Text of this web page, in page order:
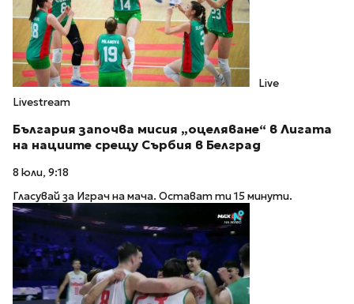
Live
Livestream
България започва мисия „оцеляване“ в Лигата
на нациите срещу Сърбия в Белград
8 юли, 9:18
Гласувай за Играч на мача. Остават ти 15 минути.